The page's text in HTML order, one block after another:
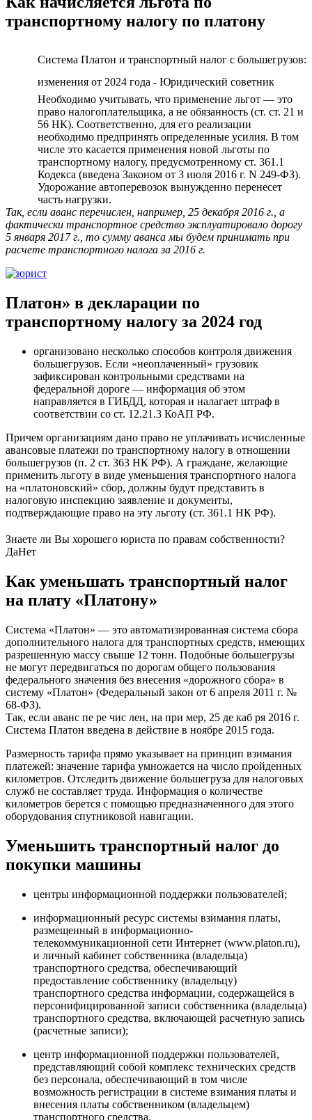
транспортному налогу по платону
Система Платон и транспортный налог с большегрузов:
изменения от 2024 года - Юридический советник
Необходимо учитывать, что применение льгот — это
право налогоплательщика, а не обязанность (ст. ст. 21 и
56 НК). Соответственно, для его реализации
необходимо предпринять определенные усилия. В том
числе это касается применения новой льготы по
транспортному налогу, предусмотренному ст. 361.1
Кодекса (введена Законом от 3 июля 2016 г. N 249-ФЗ).
Удорожание автоперевозок вынужденно перенесет
часть нагрузки.
Так, если аванс пе­ре­чис­лен, на­при­мер, 25 де­каб­ря 2016 г., а
фак­ти­че­ски транс­порт­ное сред­ство экс­плу­а­ти­ро­ва­ло до­ро­гу
5 ян­ва­ря 2017 г., то сумму аван­са мы будем при­ни­мать при
рас­че­те транс­порт­но­го на­ло­га за 2016 г.
Платон» в декларации по
транспортному налогу за 2024 год
организовано несколько способов контроля движения
большегрузов. Если «неоплаченный» грузовик
зафиксирован контрольными средствами на
федеральной дороге — информация об этом
направляется в ГИБДД, которая и налагает штраф в
соответствии со ст. 12.21.3 КоАП РФ.
Причем организациям дано право не уплачивать исчисленные
авансовые платежи по транспортному налогу в отношении
большегрузов (п. 2 ст. 363 НК РФ). А граждане, желающие
применить льготу в виде уменьшения транспортного налога
на «платоновский» сбор, должны будут представить в
налоговую инспекцию заявление и документы,
подтверждающие право на эту льготу (ст. 361.1 НК РФ).
Знаете ли Вы хорошего юриста по правам собственности?
ДаНет
Как уменьшать транспортный налог
на плату «Платону»
Система «Платон» — это автоматизированная система сбора
дополнительного налога для транспортных средств, имеющих
разрешенную массу свыше 12 тонн. Подобные большегрузы
не могут передвигаться по дорогам общего пользования
федерального значения без внесения «дорожного сбора» в
систему «Платон» (Федеральный закон от 6 апреля 2011 г. №
68-ФЗ).
Так, если аванс пе ре чис лен, на при мер, 25 де каб ря 2016 г.
Система Платон введена в действие в ноябре 2015 года.
Размерность тарифа прямо указывает на принцип взимания
платежей: значение тарифа умножается на число пройденных
километров. Отследить движение большегруза для налоговых
служб не составляет труда. Информация о количестве
километров берется с помощью предназначенного для этого
оборудования спутниковой навигации.
Уменьшить транспортный налог до
покупки машины
центры информационной поддержки пользователей;
информационный ресурс системы взимания платы,
размещенный в информационно-
телекоммуникационной сети Интернет (www.platon.ru),
и личный кабинет собственника (владельца)
транспортного средства, обеспечивающий
предоставление собственнику (владельцу)
транспортного средства информации, содержащейся в
персонифицированной записи собственника (владельца)
транспортного средства, включающей расчетную запись
(расчетные записи);
центр информационной поддержки пользователей,
представляющий собой комплекс технических средств
без персонала, обеспечивающий в том числе
возможность регистрации в системе взимания платы и
внесения платы собственником (владельцем)
транспортного средства.